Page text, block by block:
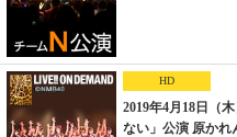
HD
2019年4月18日（
ない」公演 原かれ